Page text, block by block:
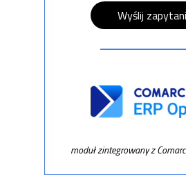
Wyślij
moduł zintegrowany z